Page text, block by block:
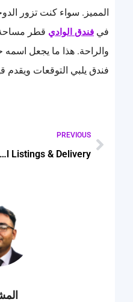
المميز. سواء كنت تزور
في فندق الوادي قطر مساحة
والراحة. هذا ما يجعل
فندق يلبي التوقعات ويقدم
PREVIOUS
Porsche Cayenne Rental in Dubai: Full Listings & Delivery